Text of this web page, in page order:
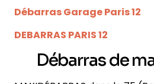
Débarras Garage Paris 12
DEBARRAS PARIS 12
Débarras de